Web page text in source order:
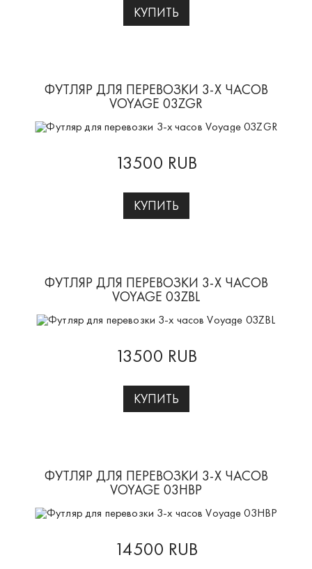
КУПИТЬ
ФУТЛЯР ДЛЯ ПЕРЕВОЗКИ 3-Х ЧАСОВ
VOYAGE 03ZGR
13500 RUB
КУПИТЬ
ФУТЛЯР ДЛЯ ПЕРЕВОЗКИ 3-Х ЧАСОВ
VOYAGE 03ZBL
13500 RUB
КУПИТЬ
ФУТЛЯР ДЛЯ ПЕРЕВОЗКИ 3-Х ЧАСОВ
VOYAGE 03HBP
14500 RUB